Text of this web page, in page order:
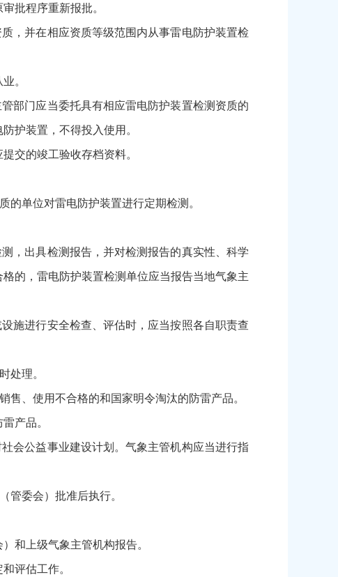
批程序重新报批。
并在相应资质等级范围内从事雷电防护装置检
。
门应当委托具有相应雷电防护装置检测资质的
护装置，不得投入使用。
交的竣工验收存档资料。
单位对雷电防护装置进行定期检测。
出具检测报告，并对检测报告的真实性、科学
的，雷电防护装置检测单位应当报告当地气象主
进行安全检查、评估时，应当按照各自职责查
理。
、使用不合格的和国家明令淘汰的防雷产品。
产品。
公益事业建设计划。气象主管机构应当进行指
委会）批准后执行。
和上级气象主管机构报告。
评估工作。